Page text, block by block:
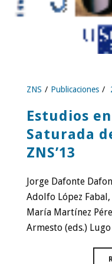
ZNS Publicaciones
Estudios
Saturada
ZNS’13
Jorge Dafonte
Adolfo López
María Martínez
Armesto (eds.)